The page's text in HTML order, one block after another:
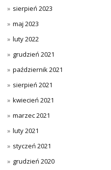
sierpień 2023
maj 2023
luty 2022
grudzień 2021
październik 2021
sierpień 2021
kwiecień 2021
marzec 2021
luty 2021
styczeń 2021
grudzień 2020